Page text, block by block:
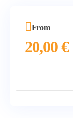
From
20,00€